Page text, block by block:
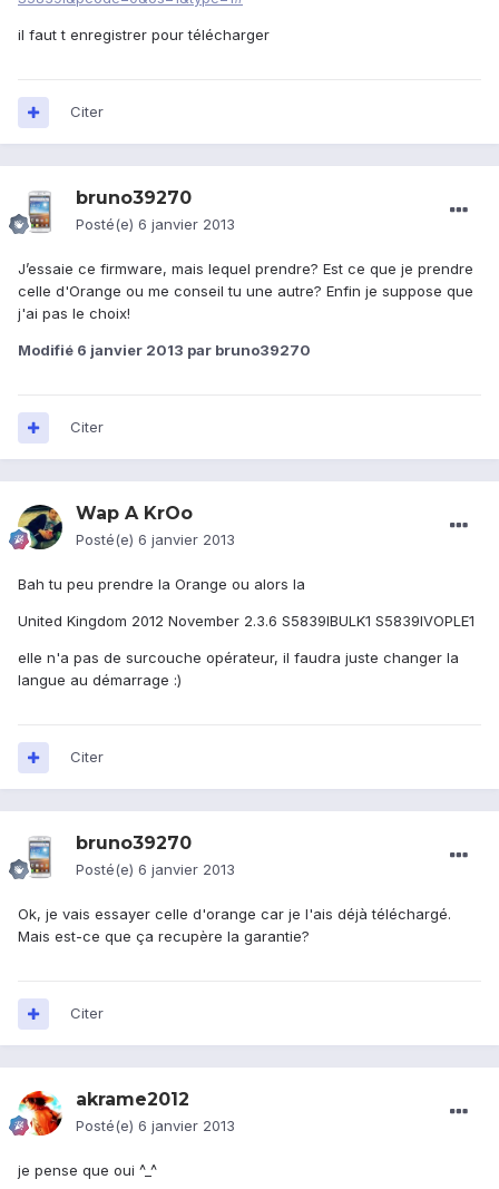
il faut t enregistrer pour télécharger
Citer
bruno39270
Posté(e) 6 janvier 2013
J’essaie ce firmware, mais lequel prendre? Est ce que je prendre
celle d'Orange ou me conseil tu une autre? Enfin je suppose que
j'ai pas le choix!
Modifié 6 janvier 2013 par bruno39270
Citer
Wap A KrOo
Posté(e) 6 janvier 2013
Bah tu peu prendre la Orange ou alors la
United Kingdom 2012 November 2.3.6 S5839IBULK1 S5839IVOPLE1
elle n'a pas de surcouche opérateur, il faudra juste changer la
langue au démarrage :)
Citer
bruno39270
Posté(e) 6 janvier 2013
Ok, je vais essayer celle d'orange car je l'ais déjà téléchargé.
Mais est-ce que ça recupère la garantie?
Citer
akrame2012
Posté(e) 6 janvier 2013
je pense que oui ^_^